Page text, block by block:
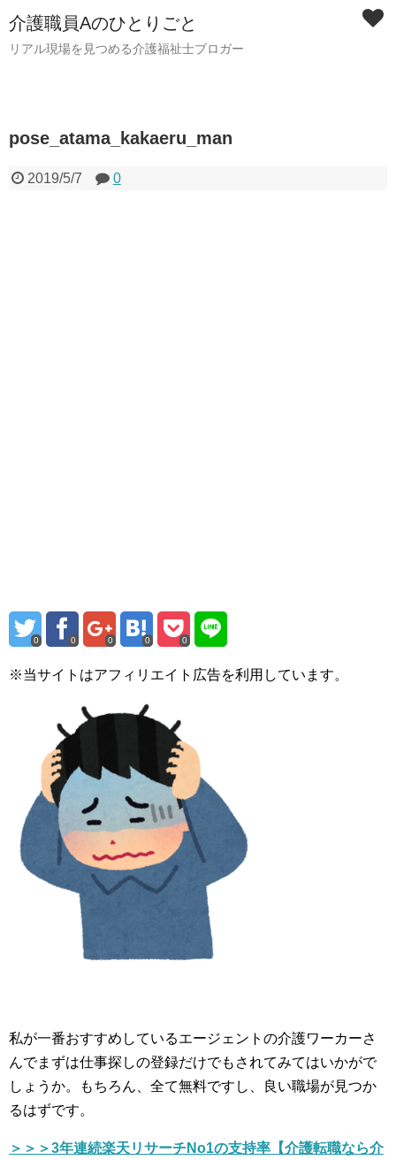
介護職員Aのひとりごと
リアル現場を見つめる介護福祉士ブロガー
pose_atama_kakaeru_man
2019/5/7 0
0 0 0 0 0
※当サイトはアフィリエイト広告を利用しています。
私が一番おすすめしているエージェントの介護ワーカーさ
んでまずは仕事探しの登録だけでもされてみてはいかがで
しょうか。もちろん、全て無料ですし、良い職場が見つか
るはずです。
＞＞＞3年連続楽天リサーチNo1の支持率【介護転職なら介